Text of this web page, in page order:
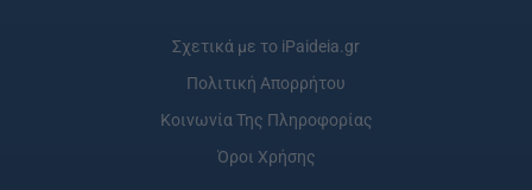
Σχετικά με το iPaideia.gr
Πολιτική Απορρήτου
Κοινωνία Της Πληροφορίας
Όροι Χρήσης